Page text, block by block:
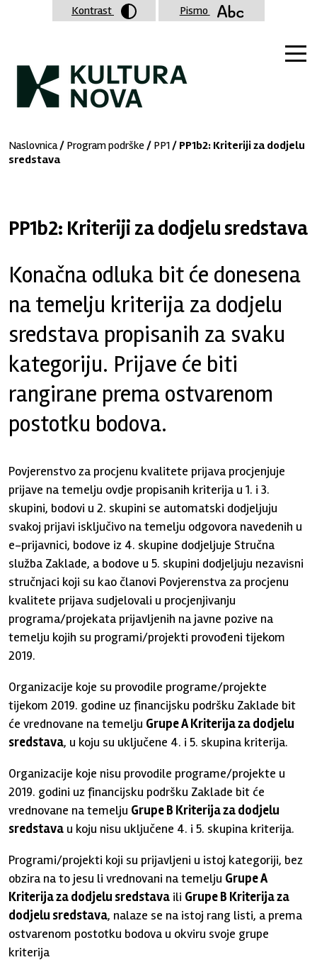
Naslovnica/ Program podrške / PP1/ PP1b2: Kriteriji za dodjelu
sredstava
PP1b2: Kriteriji za dodjelu sredstava
Konačna odluka bit će donesena
na temelju kriterija za dodjelu
sredstava propisanih za svaku
kategoriju. Prijave će biti
rangirane prema ostvarenom
postotku bodova.
Povjerenstvo za procjenu kvalitete prijava procjenjuje
prijave na temelju ovdje propisanih kriterija u 1. i 3.
skupini, bodovi u 2. skupini se automatski dodjeljuju
svakoj prijavi isključivo na temelju odgovora navedenih u
e-prijavnici, bodove iz 4. skupine dodjeljuje Stručna
služba Zaklade, a bodove u 5. skupini dodjeljuju nezavisni
stručnjaci koji su kao članovi Povjerenstva za procjenu
kvalitete prijava sudjelovali u procjenjivanju
programa/projekata prijavljenih na javne pozive na
temelju kojih su programi/projekti provođeni tijekom
2019.
Organizacije koje su provodile programe/projekte
tijekom 2019. godine uz financijsku podršku Zaklade bit
će vrednovane na temelju Grupe A Kriterija za dodjelu
sredstava, u koju su uključene 4. i 5. skupina kriterija.
Organizacije koje nisu provodile programe/projekte u
2019. godini uz financijsku podršku Zaklade bit će
vrednovane na temelju Grupe B Kriterija za dodjelu
sredstava u koju nisu uključene 4. i 5. skupina kriterija.
Programi/projekti koji su prijavljeni u istoj kategoriji, bez
obzira na to jesu li vrednovani na temelju Grupe A
Kriterija za dodjelu sredstava ili Grupe B Kriterija za
dodjelu sredstava, nalaze se na istoj rang listi, a prema
ostvarenom postotku bodova u okviru svoje grupe
kriterija
Kontrast Pismo